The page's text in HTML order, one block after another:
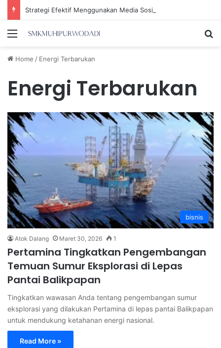
Menu
Home / Energi Terbarukan
Energi Terbarukan
bisnis
Atok Dalang Maret 30, 2026 1
Pertamina Tingkatkan Pengembangan
Temuan Sumur Eksplorasi di Lepas
Pantai Balikpapan
Tingkatkan wawasan Anda tentang pengembangan sumur
eksplorasi yang dilakukan Pertamina di lepas pantai Balikpapan
untuk mendukung ketahanan energi nasional.
Read More »